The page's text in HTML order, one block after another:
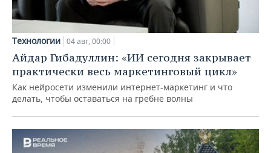
Технологии 04 авг, 00:00
Айдар Гибадуллин: «ИИ сегодня закрывает
практически весь маркетинговый цикл»
Как нейросети изменили интернет-маркетинг и что
делать, чтобы оставаться на гребне волны